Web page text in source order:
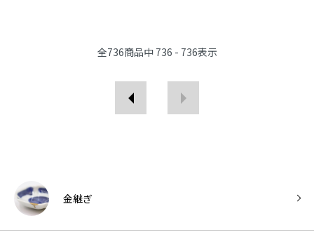
全736商品中 736 - 736表示
金継ぎ